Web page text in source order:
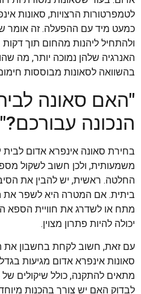
לטמפרטורות הרצויות, סאונות
כמעט מיד עם ההפעלה. זה אומר
ולהתחיל ליהנות מהחום תוך
האנרגיה שלהן נמוכה יותר, מה
בהשוואה לסאונות מבוססות חימום
"האם סאונה
הנכונה עבורכם?"
בחירת סאונה אינפרא אדום לבית
משמעותית, ולכן חשוב לשקול
החלטה. ראשית, יש להבין את
ביתית. אם המטרה היא לשפר את
מתח או לשדרג את חוויית הספא
יכולה להיות פתרון מצוין.
עם זאת, חשוב לקחת בחשבון את
סאונות אינפרא אדום מגיעות
מתאים להתקנה, כולל שיקולים של
לבדוק האם יש צורך בהכנות